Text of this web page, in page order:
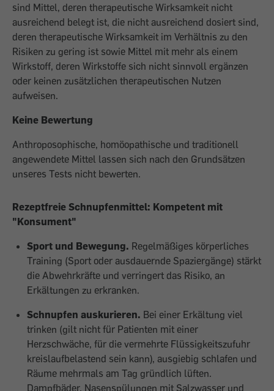
sind Mittel, deren therapeutische Wirksamkeit nicht
ausreichend belegt ist, die nicht ausreichend dosiert sind,
deren therapeutische Wirksamkeit im Verhältnis zu den
Risiken zu gering ist sowie Mittel mit mehr als einem
Wirkstoff, deren Wirkstoffe sich nicht sinnvoll ergänzen
oder keinen zusätzlichen therapeutischen Nutzen
aufweisen.
Keine Bewertung
Anthroposophische, homöopathische und traditionell
angewendete Mittel lassen sich nach den Grundsätzen
unseres Tests nicht bewerten.
Rezeptfreie Schnupfenmittel: Kompetent mit
"Konsument"
Sport und Bewegung. Regelmäßiges körperliches
Training (Sport oder ausdauernde Spaziergänge) stärkt
die Abwehrkräfte und verringert das Risiko, an
Erkältungen zu erkranken.
Schnupfen auskurieren. Bei einer Erkältung viel
trinken (gilt nicht für Patienten mit einer
Herzschwäche, für die vermehrte Flüssigkeitszufuhr
kreislaufbelastend sein kann), ausgiebig schlafen und
Räume mehrmals am Tag gründlich lüften.
Dampfbäder, Nasenspülungen mit Salzwasser und